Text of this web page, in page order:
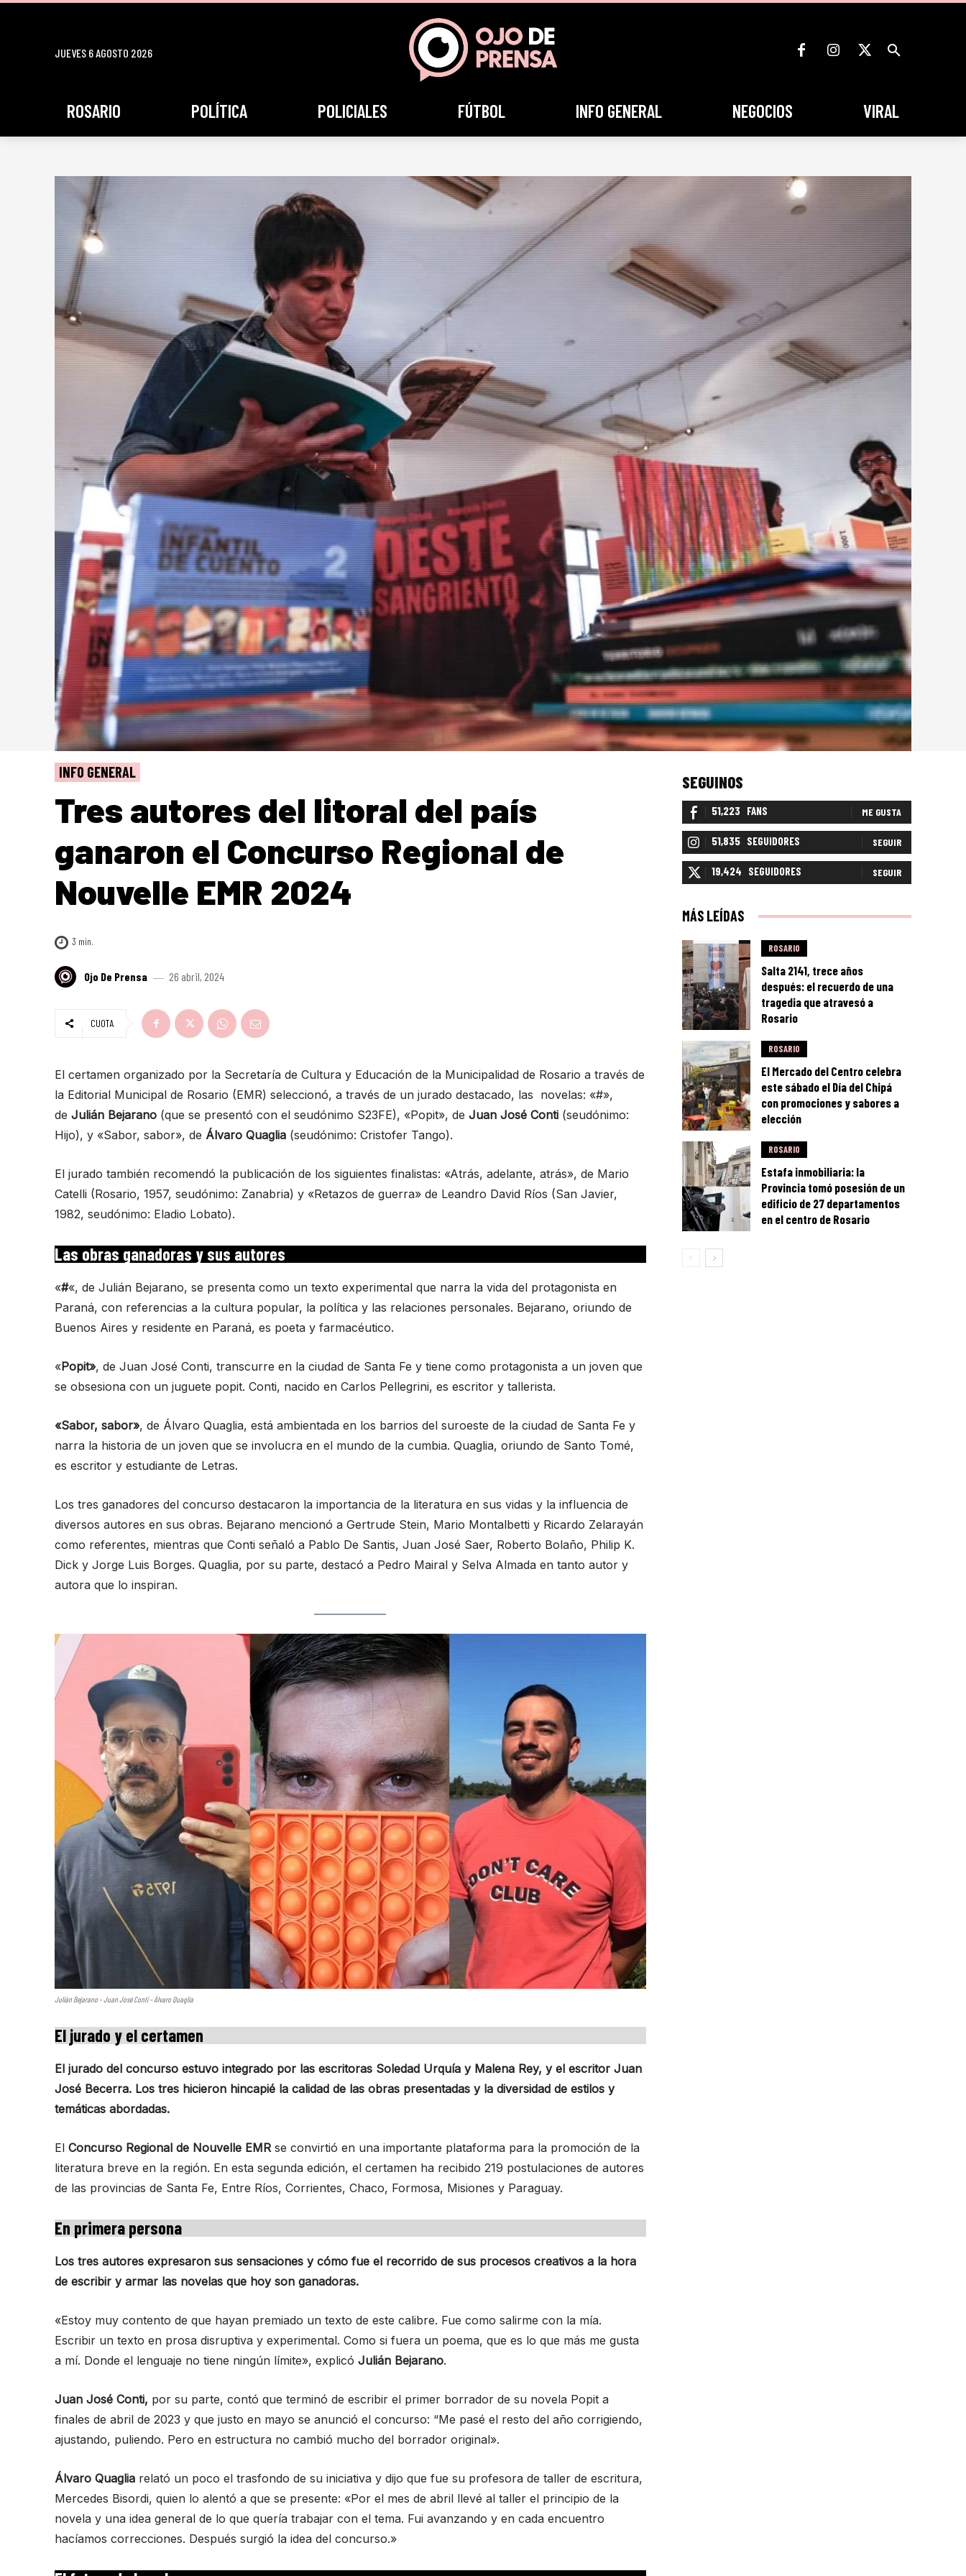
JUEVES 6 AGOSTO 2026
ROSARIO POLÍTICA POLICIALES FÚTBOL INFO GENERAL NEGOCIOS VIRAL
INFO GENERAL
Tres autores del litoral del país
ganaron el Concurso Regional de
Nouvelle EMR 2024
3 min.
Ojo De Prensa 26 abril, 2024
CUOTA
El certamen organizado por la Secretaría de Cultura y Educación de la Municipalidad de Rosario a través de
la Editorial Municipal de Rosario (EMR) seleccionó, a través de un jurado destacado, las novelas: «#»,
de Julián Bejarano (que se presentó con el seudónimo S23FE), «Popit», de Juan José Conti (seudónimo:
Hijo), y «Sabor, sabor», de Álvaro Quaglia (seudónimo: Cristofer Tango).
El jurado también recomendó la publicación de los siguientes finalistas: «Atrás, adelante, atrás», de Mario
Catelli (Rosario, 1957, seudónimo: Zanabria) y «Retazos de guerra» de Leandro David Ríos (San Javier,
1982, seudónimo: Eladio Lobato).
Las obras ganadoras y sus autores
«#«, de Julián Bejarano, se presenta como un texto experimental que narra la vida del protagonista en
Paraná, con referencias a la cultura popular, la política y las relaciones personales. Bejarano, oriundo de
Buenos Aires y residente en Paraná, es poeta y farmacéutico.
«Popit», de Juan José Conti, transcurre en la ciudad de Santa Fe y tiene como protagonista a un joven que
se obsesiona con un juguete popit. Conti, nacido en Carlos Pellegrini, es escritor y tallerista.
«Sabor, sabor», de Álvaro Quaglia, está ambientada en los barrios del suroeste de la ciudad de Santa Fe y
narra la historia de un joven que se involucra en el mundo de la cumbia. Quaglia, oriundo de Santo Tomé,
es escritor y estudiante de Letras.
Los tres ganadores del concurso destacaron la importancia de la literatura en sus vidas y la influencia de
diversos autores en sus obras. Bejarano mencionó a Gertrude Stein, Mario Montalbetti y Ricardo Zelarayán
como referentes, mientras que Conti señaló a Pablo De Santis, Juan José Saer, Roberto Bolaño, Philip K.
Dick y Jorge Luis Borges. Quaglia, por su parte, destacó a Pedro Mairal y Selva Almada en tanto autor y
autora que lo inspiran.
Julián Bejarano – Juan José Conti – Álvaro Quaglia
El jurado y el certamen
El jurado del concurso estuvo integrado por las escritoras Soledad Urquía y Malena Rey, y el escritor Juan
José Becerra. Los tres hicieron hincapié la calidad de las obras presentadas y la diversidad de estilos y
temáticas abordadas.
El Concurso Regional de Nouvelle EMR se convirtió en una importante plataforma para la promoción de la
literatura breve en la región. En esta segunda edición, el certamen ha recibido 219 postulaciones de autores
de las provincias de Santa Fe, Entre Ríos, Corrientes, Chaco, Formosa, Misiones y Paraguay.
En primera persona
Los tres autores expresaron sus sensaciones y cómo fue el recorrido de sus procesos creativos a la hora
de escribir y armar las novelas que hoy son ganadoras.
«Estoy muy contento de que hayan premiado un texto de este calibre. Fue como salirme con la mía.
Escribir un texto en prosa disruptiva y experimental. Como si fuera un poema, que es lo que más me gusta
a mí. Donde el lenguaje no tiene ningún límite», explicó Julián Bejarano.
Juan José Conti, por su parte, contó que terminó de escribir el primer borrador de su novela Popit a
finales de abril de 2023 y que justo en mayo se anunció el concurso: “Me pasé el resto del año corrigiendo,
ajustando, puliendo. Pero en estructura no cambió mucho del borrador original».
Álvaro Quaglia relató un poco el trasfondo de su iniciativa y dijo que fue su profesora de taller de escritura,
Mercedes Bisordi, quien lo alentó a que se presente: «Por el mes de abril llevé al taller el principio de la
novela y una idea general de lo que quería trabajar con el tema. Fui avanzando y en cada encuentro
hacíamos correcciones. Después surgió la idea del concurso.»
SEGUINOS
51,223 FANS ME GUSTA
51,835 SEGUIDORES SEGUIR
19,424 SEGUIDORES SEGUIR
MÁS LEÍDAS
ROSARIO
Salta 2141, trece años
después: el recuerdo de una
tragedia que atravesó a
Rosario
ROSARIO
El Mercado del Centro celebra
este sábado el Día del Chipá
con promociones y sabores a
elección
ROSARIO
Estafa inmobiliaria: la
Provincia tomó posesión de un
edificio de 27 departamentos
en el centro de Rosario